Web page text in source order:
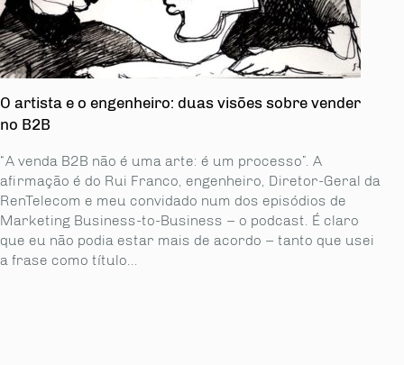
O artista e o engenheiro: duas visões sobre vender
no B2B
“A venda B2B não é uma arte: é um processo”. A
afirmação é do Rui Franco, engenheiro, Diretor-Geral da
RenTelecom e meu convidado num dos episódios de
Marketing Business-to-Business – o podcast. É claro
que eu não podia estar mais de acordo – tanto que usei
a frase como título...